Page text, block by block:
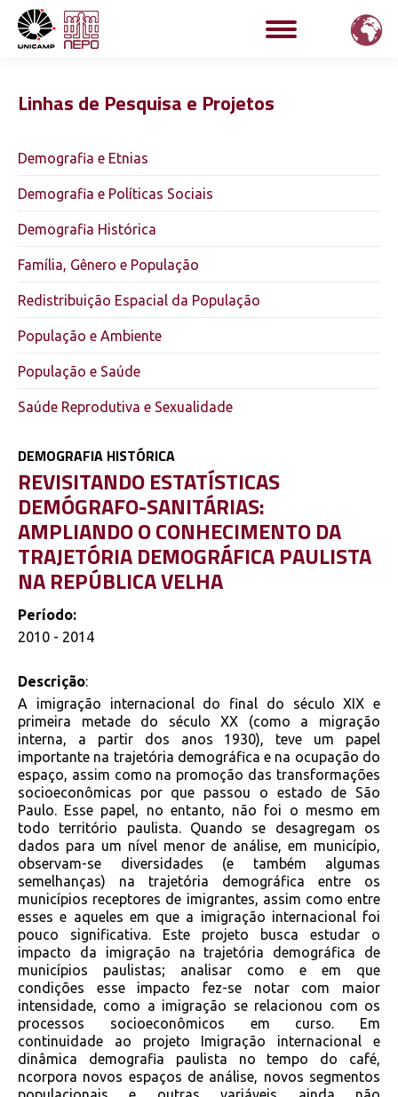
Linhas de Pesquisa e Projetos
Demografia e Etnias
Demografia e Políticas Sociais
Demografia Histórica
Família, Gênero e População
Redistribuição Espacial da População
População e Ambiente
População e Saúde
Saúde Reprodutiva e Sexualidade
DEMOGRAFIA HISTÓRICA
REVISITANDO ESTATÍSTICAS
DEMÓGRAFO-SANITÁRIAS:
AMPLIANDO O CONHECIMENTO DA
TRAJETÓRIA DEMOGRÁFICA PAULISTA
NA REPÚBLICA VELHA
Período:
2010 - 2014
Descrição:
A imigração internacional do final do século XIX e
primeira metade do século XX (como a migração
interna, a partir dos anos 1930), teve um papel
importante na trajetória demográfica e na ocupação do
espaço, assim como na promoção das transformações
socioeconômicas por que passou o estado de São
Paulo. Esse papel, no entanto, não foi o mesmo em
todo território paulista. Quando se desagregam os
dados para um nível menor de análise, em município,
observam-se diversidades (e também algumas
semelhanças) na trajetória demográfica entre os
municípios receptores de imigrantes, assim como entre
esses e aqueles em que a imigração internacional foi
pouco significativa. Este projeto busca estudar o
impacto da imigração na trajetória demográfica de
municípios paulistas; analisar como e em que
condições esse impacto fez-se notar com maior
intensidade, como a imigração se relacionou com os
processos socioeconômicos em curso. Em
continuidade ao projeto Imigração internacional e
dinâmica demografia paulista no tempo do café,
ncorpora novos espaços de análise, novos segmentos